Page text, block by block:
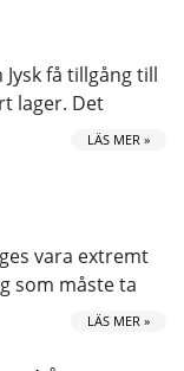
få tillgång till
lager. Det
LÄS MER »
vara extremt
som måste ta
LÄS MER »